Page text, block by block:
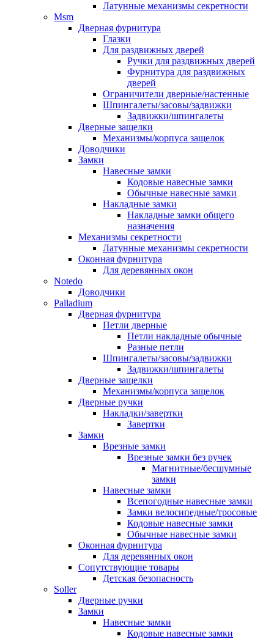
Латунные механизмы секретности
Msm
Дверная фурнитура
Глазки
Для раздвижных дверей
Ручки для раздвижных дверей
Фурнитура для раздвижных
дверей
Ограничители дверные/настенные
Шпингалеты/засовы/задвижки
Задвижки/шпингалеты
Дверные защелки
Механизмы/корпуса защелок
Доводчики
Замки
Навесные замки
Кодовые навесные замки
Обычные навесные замки
Накладные замки
Накладные замки общего
назначения
Механизмы секретности
Латунные механизмы секретности
Оконная фурнитура
Для деревянных окон
Notedo
Доводчики
Palladium
Дверная фурнитура
Петли дверные
Петли накладные обычные
Разные петли
Шпингалеты/засовы/задвижки
Задвижки/шпингалеты
Дверные защелки
Механизмы/корпуса защелок
Дверные ручки
Накладки/завертки
Завертки
Замки
Врезные замки
Врезные замки без ручек
Магнитные/бесшумные
замки
Навесные замки
Всепогодные навесные замки
Замки велосипедные/тросовые
Кодовые навесные замки
Обычные навесные замки
Оконная фурнитура
Для деревянных окон
Сопутствующие товары
Детская безопасность
Soller
Дверные ручки
Замки
Навесные замки
Кодовые навесные замки